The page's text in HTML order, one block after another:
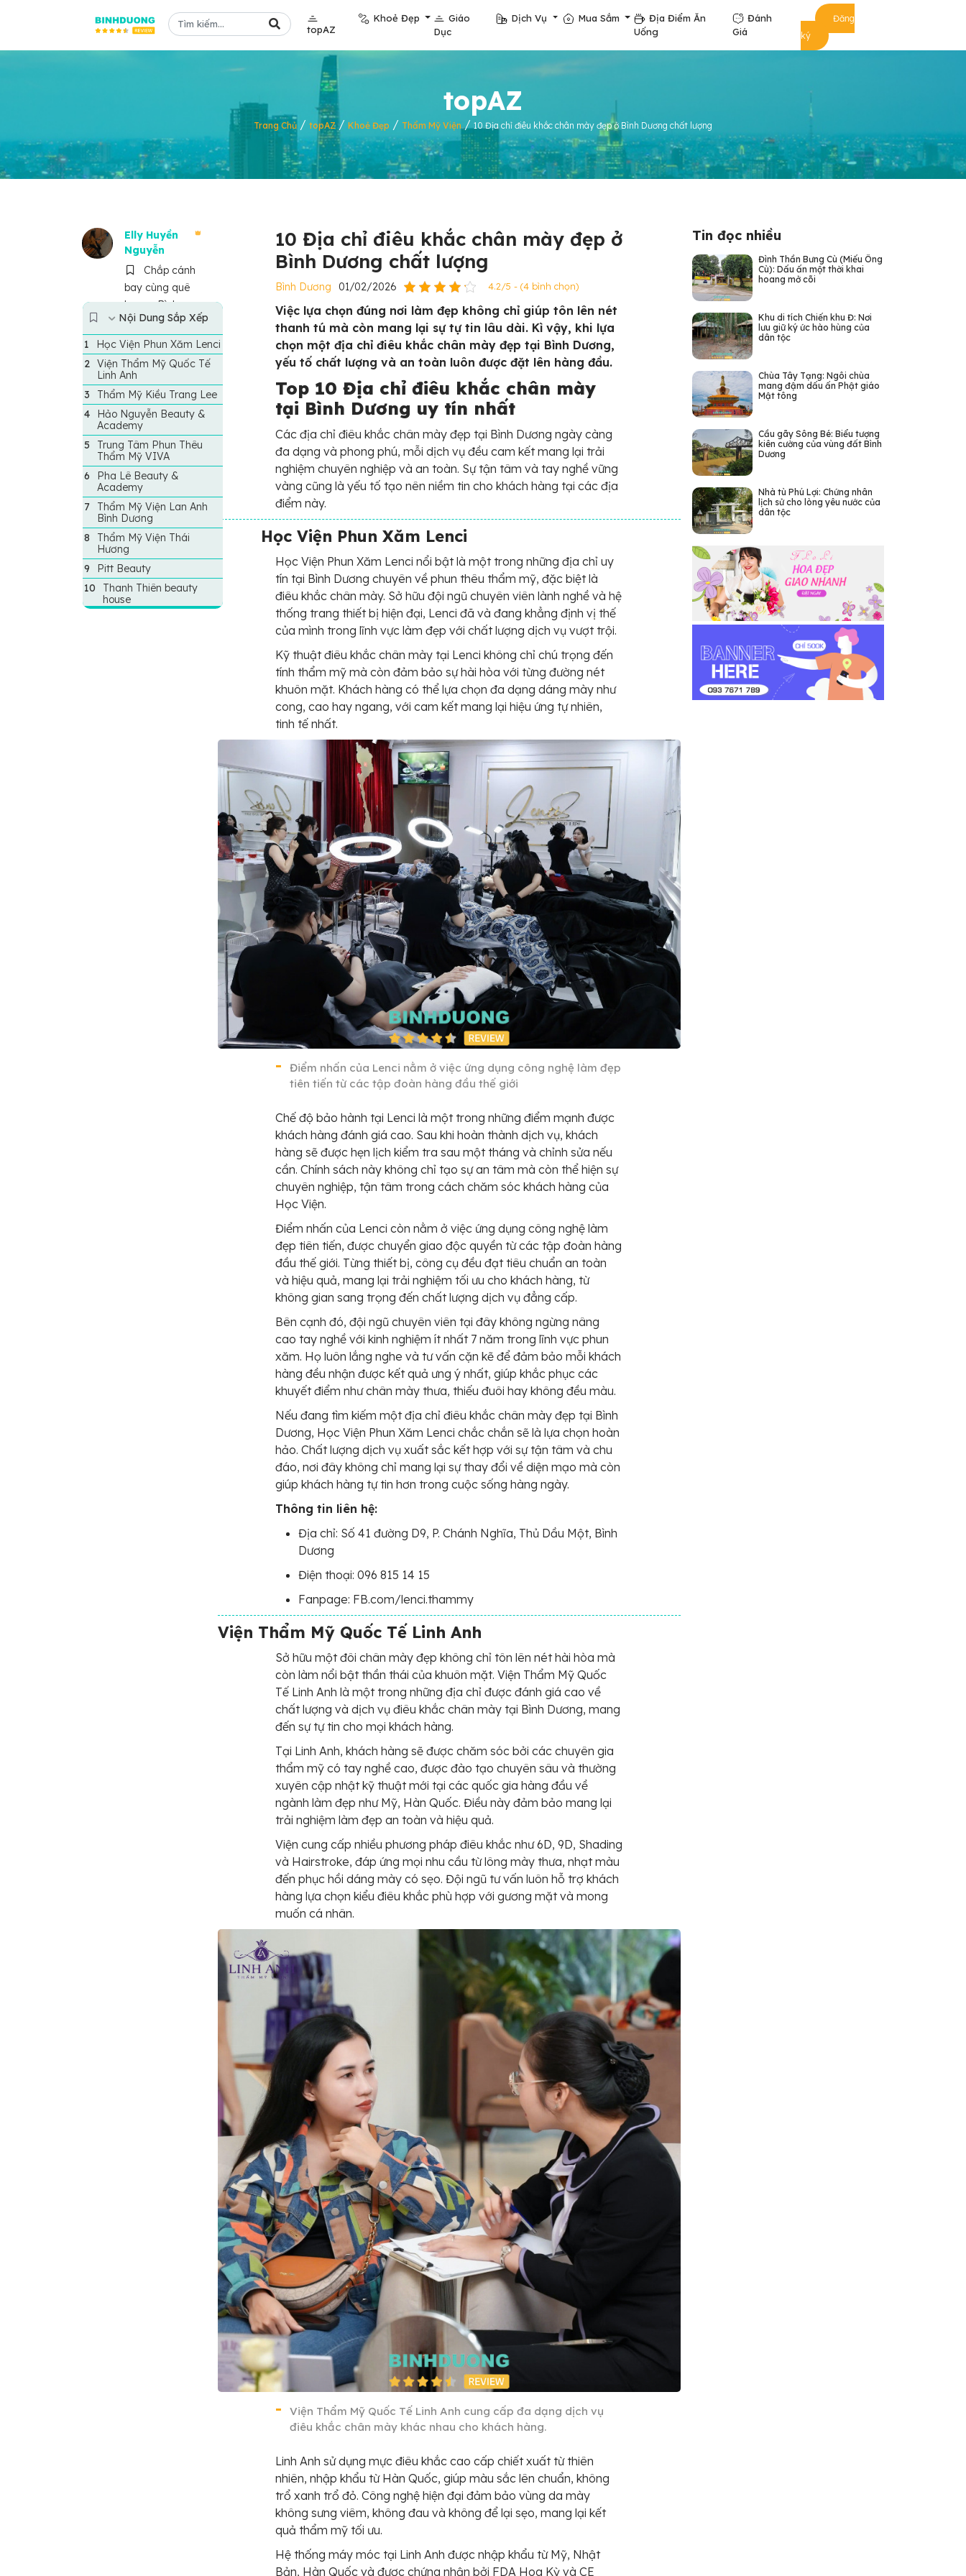
topAZ
Khoẻ Đẹp
Giáo
Dục
Dịch Vụ Mua Sắm
Địa Điểm Ăn
Uống
Đánh
Giá
Đăng
ký
topAZ
Trang Chủ / topAZ/ Khoẻ Đẹp / Thẩm Mỹ Viện/10 Địa chỉ điêu khắc chân mày đẹp ở Bình Dương chất lượng
Elly Huyền
Nguyễn
Chắp cánh
bay cùng quê
hương Bình
Dương
10 Địa chỉ điêu khắc chân mày đẹp ở
Bình Dương chất lượng
Bình Dương 01/02/2026 4.2/5 - (4 bình chọn)
Nội Dung Sắp Xếp
Học Viện Phun Xăm Lenci
Viện Thẩm Mỹ Quốc Tế
Linh Anh
Thẩm Mỹ Kiều Trang Lee
Hảo Nguyễn Beauty &
Academy
Trung Tâm Phun Thêu
Thẩm Mỹ VIVA
Pha Lê Beauty &
Academy
Thẩm Mỹ Viện Lan Anh
Bình Dương
Thẩm Mỹ Viện Thái
Hương
Pitt Beauty
Thanh Thiên beauty
house
Việc lựa chọn đúng nơi làm đẹp không chỉ giúp tôn lên nét
thanh tú mà còn mang lại sự tự tin lâu dài. Kì vậy, khi lựa
chọn một địa chỉ điêu khắc chân mày đẹp tại Bình Dương,
yếu tố chất lượng và an toàn luôn được đặt lên hàng đầu.
Top 10 Địa chỉ điêu khắc chân mày
tại Bình Dương uy tín nhất
Các địa chỉ điêu khắc chân mày đẹp tại Bình Dương ngày càng
đa dạng và phong phú, mỗi dịch vụ đều cam kết mang lại trải
nghiệm chuyên nghiệp và an toàn. Sự tận tâm và tay nghề vững
vàng cũng là yếu tố tạo nên niềm tin cho khách hàng tại các địa
điểm này.
Học Viện Phun Xăm Lenci
Học Viện Phun Xăm Lenci nổi bật là một trong những địa chỉ uy
tín tại Bình Dương chuyên về phun thêu thẩm mỹ, đặc biệt là
điêu khắc chân mày. Sở hữu đội ngũ chuyên viên lành nghề và hệ
thống trang thiết bị hiện đại, Lenci đã và đang khẳng định vị thế
của mình trong lĩnh vực làm đẹp với chất lượng dịch vụ vượt trội.
Kỹ thuật điêu khắc chân mày tại Lenci không chỉ chú trọng đến
tính thẩm mỹ mà còn đảm bảo sự hài hòa với từng đường nét
khuôn mặt. Khách hàng có thể lựa chọn đa dạng dáng mày như
cong, cao hay ngang, với cam kết mang lại hiệu ứng tự nhiên,
tinh tế nhất.
Điểm nhấn của Lenci nằm ở việc ứng dụng công nghệ làm đẹp
tiên tiến từ các tập đoàn hàng đầu thế giới
Chế độ bảo hành tại Lenci là một trong những điểm mạnh được
khách hàng đánh giá cao. Sau khi hoàn thành dịch vụ, khách
hàng sẽ được hẹn lịch kiểm tra sau một tháng và chỉnh sửa nếu
cần. Chính sách này không chỉ tạo sự an tâm mà còn thể hiện sự
chuyên nghiệp, tận tâm trong cách chăm sóc khách hàng của
Học Viện.
Điểm nhấn của Lenci còn nằm ở việc ứng dụng công nghệ làm
đẹp tiên tiến, được chuyển giao độc quyền từ các tập đoàn hàng
đầu thế giới. Từng thiết bị, công cụ đều đạt tiêu chuẩn an toàn
và hiệu quả, mang lại trải nghiệm tối ưu cho khách hàng, từ
không gian sang trọng đến chất lượng dịch vụ đẳng cấp.
Bên cạnh đó, đội ngũ chuyên viên tại đây không ngừng nâng
cao tay nghề với kinh nghiệm ít nhất 7 năm trong lĩnh vực phun
xăm. Họ luôn lắng nghe và tư vấn cặn kẽ để đảm bảo mỗi khách
hàng đều nhận được kết quả ưng ý nhất, giúp khắc phục các
khuyết điểm như chân mày thưa, thiếu đuôi hay không đều màu.
Nếu đang tìm kiếm một địa chỉ điêu khắc chân mày đẹp tại Bình
Dương, Học Viện Phun Xăm Lenci chắc chắn sẽ là lựa chọn hoàn
hảo. Chất lượng dịch vụ xuất sắc kết hợp với sự tận tâm và chu
đáo, nơi đây không chỉ mang lại sự thay đổi về diện mạo mà còn
giúp khách hàng tự tin hơn trong cuộc sống hàng ngày.
Thông tin liên hệ:
Địa chỉ: Số 41 đường D9, P. Chánh Nghĩa, Thủ Dầu Một, Bình
Dương
Điện thoại: 096 815 14 15
Fanpage: FB.com/lenci.thammy
Viện Thẩm Mỹ Quốc Tế Linh Anh
Sở hữu một đôi chân mày đẹp không chỉ tôn lên nét hài hòa mà
còn làm nổi bật thần thái của khuôn mặt. Viện Thẩm Mỹ Quốc
Tế Linh Anh là một trong những địa chỉ được đánh giá cao về
chất lượng và dịch vụ điêu khắc chân mày tại Bình Dương, mang
đến sự tự tin cho mọi khách hàng.
Tại Linh Anh, khách hàng sẽ được chăm sóc bởi các chuyên gia
thẩm mỹ có tay nghề cao, được đào tạo chuyên sâu và thường
xuyên cập nhật kỹ thuật mới tại các quốc gia hàng đầu về
ngành làm đẹp như Mỹ, Hàn Quốc. Điều này đảm bảo mang lại
trải nghiệm làm đẹp an toàn và hiệu quả.
Viện cung cấp nhiều phương pháp điêu khắc như 6D, 9D, Shading
và Hairstroke, đáp ứng mọi nhu cầu từ lông mày thưa, nhạt màu
đến phục hồi dáng mày có sẹo. Đội ngũ tư vấn luôn hỗ trợ khách
hàng lựa chọn kiểu điêu khắc phù hợp với gương mặt và mong
muốn cá nhân.
Viện Thẩm Mỹ Quốc Tế Linh Anh cung cấp đa dạng dịch vụ
điêu khắc chân mày khác nhau cho khách hàng.
Linh Anh sử dụng mực điêu khắc cao cấp chiết xuất từ thiên
nhiên, nhập khẩu từ Hàn Quốc, giúp màu sắc lên chuẩn, không
trổ xanh trổ đỏ. Công nghệ hiện đại đảm bảo vùng da mày
không sưng viêm, không đau và không để lại sẹo, mang lại kết
quả thẩm mỹ tối ưu.
Hệ thống máy móc tại Linh Anh được nhập khẩu từ Mỹ, Nhật
Bản, Hàn Quốc và được chứng nhận bởi FDA Hoa Kỳ và CE
Tin đọc nhiều
Đình Thần Bưng Cù (Miếu Ông
Cù): Dấu ấn một thời khai
hoang mở cõi
Khu di tích Chiến khu Đ: Nơi
lưu giữ ký ức hào hùng của
dân tộc
Chùa Tây Tạng: Ngôi chùa
mang đậm dấu ấn Phật giáo
Mật tông
Cầu gãy Sông Bé: Biểu tượng
kiên cường của vùng đất Bình
Dương
Nhà tù Phú Lợi: Chứng nhân
lịch sử cho lòng yêu nước của
dân tộc